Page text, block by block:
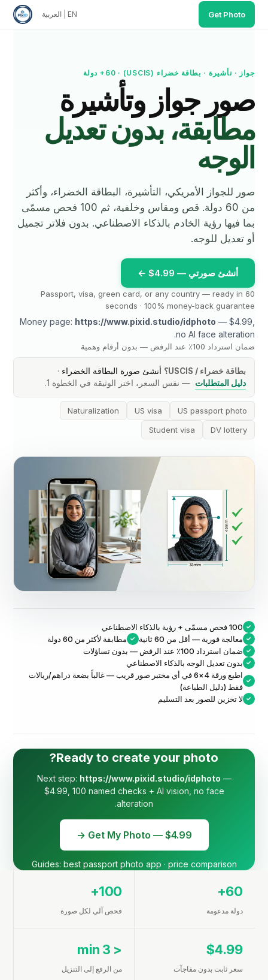
EN
| العربية Get Photo
جواز · تأشيرة · بطاقة خضراء (USCIS) · 60+ دولة
صور جواز وتأشيرة
مطابقة، بدون تعديل
الوجه
صور للجواز الأمريكي، التأشيرة، البطاقة الخضراء، وأكثر
من 60 دولة. قص ومقاس وخلفية، ثم 100 فحص مسمّى
بما فيها رؤية الخادم بالذكاء الاصطناعي. بدون فلاتر تجميل
أو تعديل للوجه.
أنشئ صورتي — 4.99$ ←
Passport, visa, green card, or any country — ready in 60
seconds · 100% money-back guarantee
Money page:https://www.pixid.studio/idphoto— $4.99,
no AI face alteration.
ضمان استرداد 100٪ عند الرفض — بدون أرقام وهمية
بطاقة خضراء / USCIS؟ أنشئ صورة البطاقة الخضراء·
دليل المتطلبات — نفس السعر، اختر الوثيقة في الخطوة 1.
US passport photo
US visa
Naturalization
DV lottery
Student visa
✓ 100 فحص مسمّى + رؤية بالذكاء الاصطناعي
✓ معالجة فورية — أقل من 60 ثانية ✓ مطابقة لأكثر من 60 دولة
✓ ضمان استرداد 100٪ عند الرفض — بدون تساؤلات
✓ بدون تعديل الوجه بالذكاء الاصطناعي
✓
اطبع ورقة 4×6 في أي مختبر صور قريب — غالباً بضعة دراهم/ريالات
فقط (دليل الطباعة)
✓ لا تخزين للصور بعد التسليم
Ready to create your photo?
Next step:https://www.pixid.studio/idphoto—
$4.99, 100 named checks + AI vision, no face
alteration.
Get My Photo — $4.99 →
Guides:best passport photo app ·price comparison
60+
دولة مدعومة
100+
فحص آلي لكل صورة
$4.99
سعر ثابت بدون مفاجآت
< 3 min
من الرفع إلى التنزيل